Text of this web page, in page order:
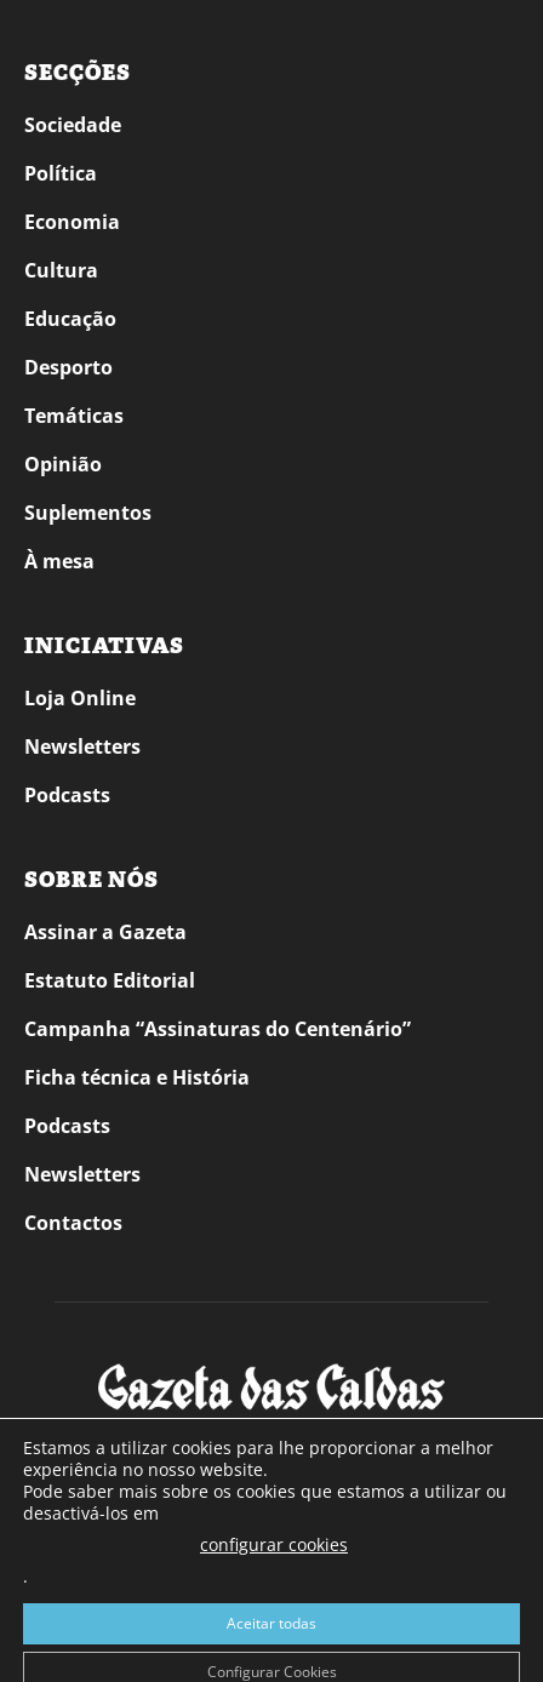
SECÇÕES
Sociedade
Política
Economia
Cultura
Educação
Desporto
Temáticas
Opinião
Suplementos
À mesa
INICIATIVAS
Loja Online
Newsletters
Podcasts
SOBRE NÓS
Assinar a Gazeta
Estatuto Editorial
Campanha “Assinaturas do Centenário”
Ficha técnica e História
Podcasts
Newsletters
Contactos
SOBRE NÓS
Com sede nas Caldas da Rainha e mais de 90 anos de
a sul de distrito de Leiria, com mais de 40.000 leitores por
toda a região Oeste. Jornal com distribuição em Portugal
Continental e assinatura online.
Estamos a utilizar cookies para lhe proporcionar a melhor
experiência no nosso website.
Pode saber mais sobre os cookies que estamos a utilizar ou
desactivá-los em
configurar cookies
.
Aceitar todas
Configurar Cookies